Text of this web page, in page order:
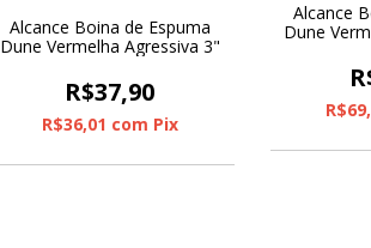
Alcance Boina de Espuma
Dune Vermelha Agressiva 3"
R$37,90
R$36,01 com Pix
Alcance
Dune